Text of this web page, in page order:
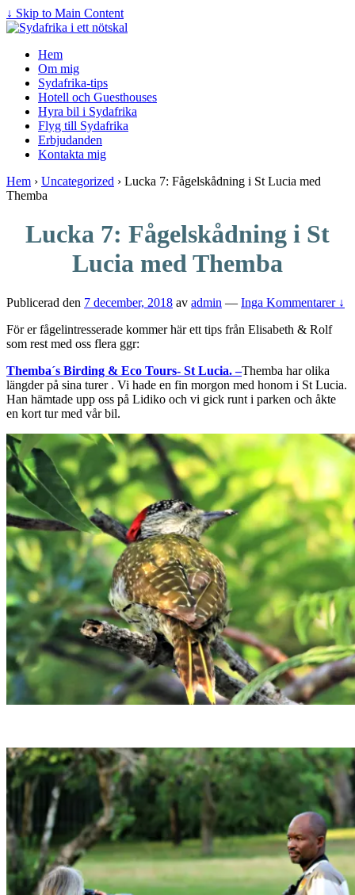
↓ Skip to Main Content
Hem
Om mig
Sydafrika-tips
Hotell och Guesthouses
Hyra bil i Sydafrika
Flyg till Sydafrika
Erbjudanden
Kontakta mig
Hem › Uncategorized › Lucka 7: Fågelskådning i St Lucia med
Themba
Lucka 7: Fågelskådning i St
Lucia med Themba
Publicerad den 7 december, 2018 av admin — Inga Kommentarer ↓
För er fågelintresserade kommer här ett tips från Elisabeth & Rolf
som rest med oss flera ggr:
Themba´s Birding & Eco Tours- St Lucia. –Themba har olika
längder på sina turer . Vi hade en fin morgon med honom i St Lucia.
Han hämtade upp oss på Lidiko och vi gick runt i parken och åkte
en kort tur med vår bil.